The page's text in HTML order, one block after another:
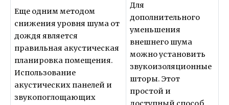
Еще одним методом
снижения уровня шума от
дождя является
правильная акустическая
планировка помещения.
Использование
акустических панелей и
звукопоглощающих
Для
дополнительного
уменьшения
внешнего шума
можно установить
звукоизоляционные
шторы. Этот
простой и